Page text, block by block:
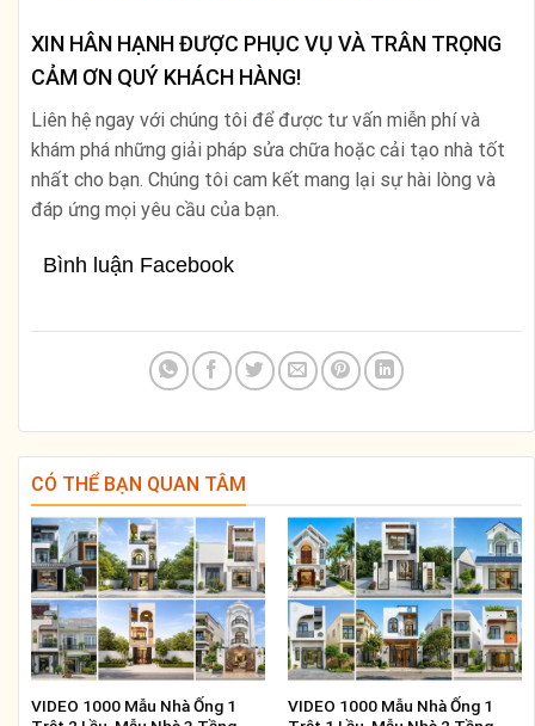
XIN HÂN HẠNH ĐƯỢC PHỤC VỤ VÀ TRÂN TRỌNG
CẢM ƠN QUÝ KHÁCH HÀNG!
Liên hệ ngay với chúng tôi để được tư vấn miễn phí và
khám phá những giải pháp sửa chữa hoặc cải tạo nhà tốt
nhất cho bạn. Chúng tôi cam kết mang lại sự hài lòng và
đáp ứng mọi yêu cầu của bạn.
Bình luận Facebook
CÓ THỂ BẠN QUAN TÂM
VIDEO 1000 Mẫu Nhà Ống 1
VIDEO 1000 Mẫu Nhà Ống 1